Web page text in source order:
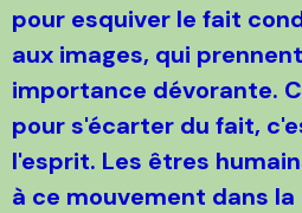
pour esquiver le fait
aux images, qui
importance dévorante.
pour s'écarter du fait,
l'esprit. Les êtres
à ce mouvement dans